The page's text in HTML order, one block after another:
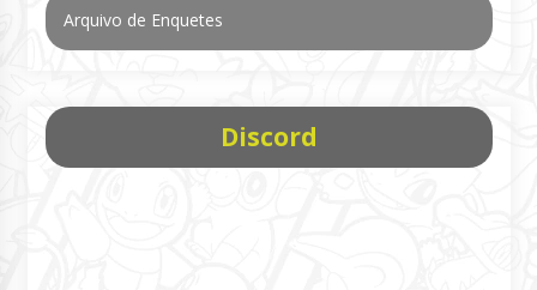
Arquivo de Enquetes
Discord